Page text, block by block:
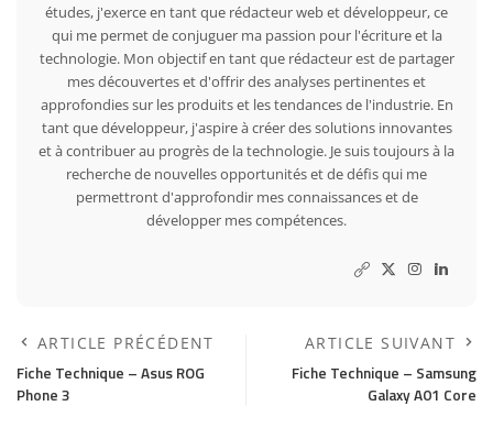
études, j'exerce en tant que rédacteur web et développeur, ce
qui me permet de conjuguer ma passion pour l'écriture et la
technologie. Mon objectif en tant que rédacteur est de partager
mes découvertes et d'offrir des analyses pertinentes et
approfondies sur les produits et les tendances de l'industrie. En
tant que développeur, j'aspire à créer des solutions innovantes
et à contribuer au progrès de la technologie. Je suis toujours à la
recherche de nouvelles opportunités et de défis qui me
permettront d'approfondir mes connaissances et de
développer mes compétences.
ARTICLE PRÉCÉDENT
Fiche Technique – Asus ROG
Phone 3
ARTICLE SUIVANT
Fiche Technique – Samsung
Galaxy A01 Core